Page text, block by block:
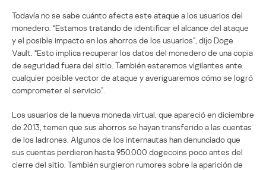
Todavía no se sabe cuánto afecta este ataque a los usuarios del
monedero. “Estamos tratando de identificar el alcance del ataque
y el posible impacto en los ahorros de los usuarios”, dijo Doge
Vault. “Esto implica recuperar los datos del monedero de una copia
de seguridad fuera del sitio. También estaremos vigilantes ante
cualquier posible vector de ataque y averiguaremos cómo se logró
comprometer el servicio”.
Los usuarios de la nueva moneda virtual, que apareció en diciembre
de 2013, temen que sus ahorros se hayan transferido a las cuentas
de los ladrones. Algunos de los internautas han denunciado que
sus cuentas perdieron hasta 950.000 dogecoins poco antes del
cierre del sitio. También surgieron rumores sobre la aparición de